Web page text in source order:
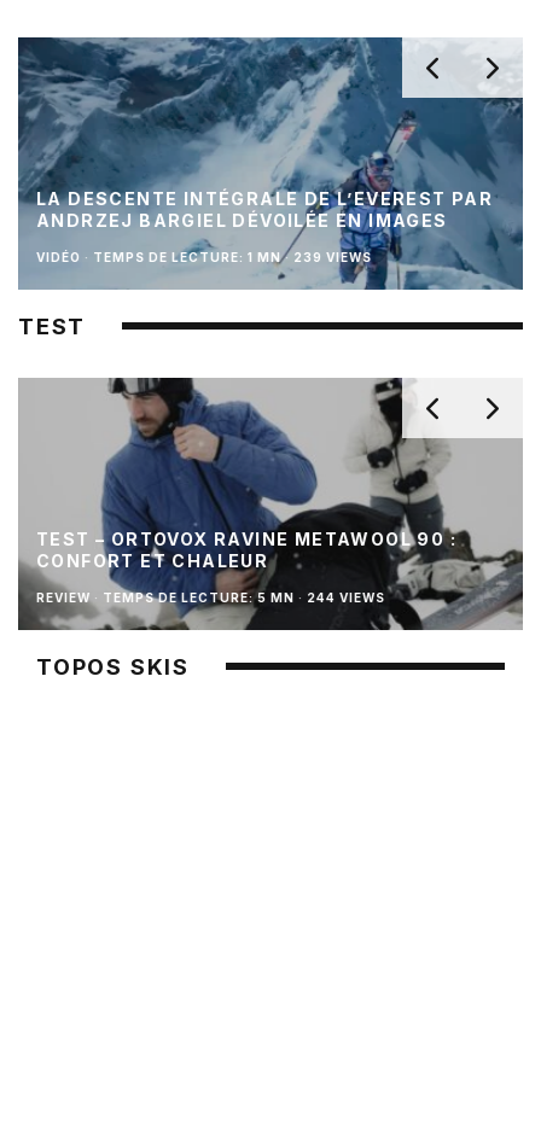
LA DESCENTE INTÉGRALE DE L’EVEREST PAR
ANDRZEJ BARGIEL DÉVOILÉE EN IMAGES
VIDÉO · TEMPS DE LECTURE: 1 MN · 239 VIEWS
TEST
TEST – ORTOVOX RAVINE METAWOOL 90 :
CONFORT ET CHALEUR
REVIEW · TEMPS DE LECTURE: 5 MN · 244 VIEWS
TOPOS SKIS